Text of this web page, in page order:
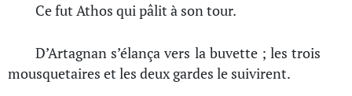
Ce fut Athos qui pâlit à son tour.
D’Artagnan s’élança vers la buvette ; les trois
mousquetaires et les deux gardes le suivirent.